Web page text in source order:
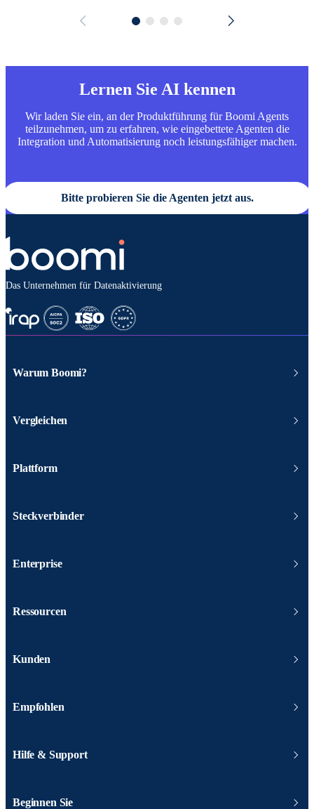
Lernen Sie AI kennen
Wir laden Sie ein, an der Produktführung für Boomi Agents
teilzunehmen, um zu erfahren, wie eingebettete Agenten die
Integration und Automatisierung noch leistungsfähiger machen.
Bitte probieren Sie die Agenten jetzt aus.
Das Unternehmen für Datenaktivierung
Warum Boomi?
Vergleichen
Plattform
Steckverbinder
Enterprise
Ressourcen
Kunden
Empfohlen
Hilfe & Support
Beginnen Sie